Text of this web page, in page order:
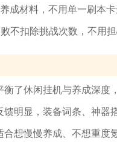
成材料，不用单一刷本
不扣除挑战次数，不用担
了休闲挂机与养成深度
明显，装备词条、神器
想慢慢养成、不想重度